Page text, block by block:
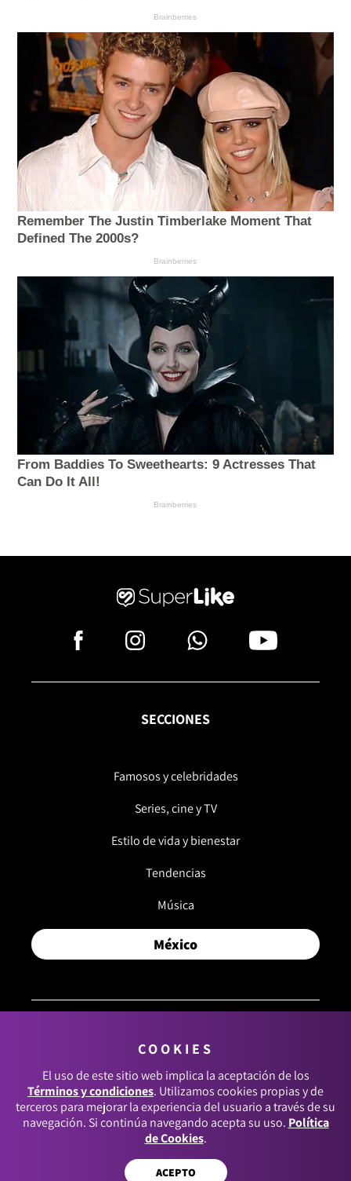
SECCIONES
Famosos y celebridades
Series, cine y TV
Estilo de vida y bienestar
Tendencias
Música
México
© 2026, RCN MEDIOS. TODOS LOS DERECHOS
RESERVADOS.
Términos y condiciones
Política de datos personales
Política de cookies
COOKIES
El uso de este sitio web implica la aceptación de los
Términos y condiciones. Utilizamos cookies propias y de
terceros para mejorar la experiencia del usuario a través de su
navegación. Si continúa navegando acepta su uso. Política
de Cookies.
ACEPTO